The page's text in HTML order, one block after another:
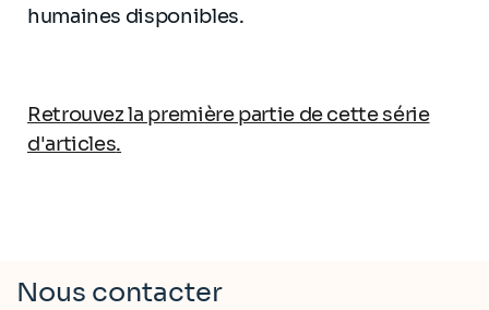
humaines disponibles.
Retrouvez la première partie de cette série
d'articles.
Nous contacter